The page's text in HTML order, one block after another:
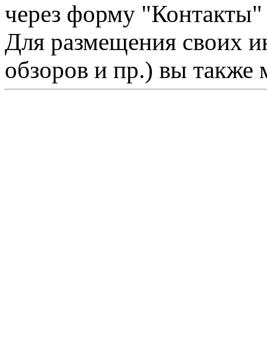
через форму "Контакты"
Для размещения своих
обзоров и пр.) вы также